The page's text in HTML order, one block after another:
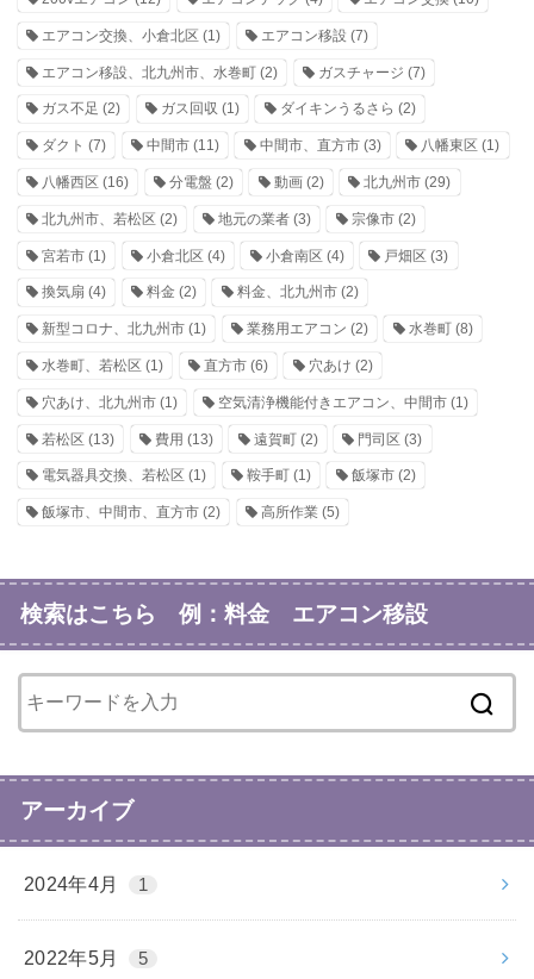
エアコン交換、小倉北区 (1) エアコン移設 (7)
エアコン移設、北九州市、水巻町 (2) ガスチャージ (7)
ガス不足 (2) ガス回収 (1) ダイキンうるさら (2)
ダクト (7) 中間市(11) 中間市、直方市(3) 八幡東区 (1)
八幡西区 (16) 分電盤 (2) 動画(2) 北九州市 (29)
北九州市、若松区 (2) 地元の業者(3) 宗像市(2)
宮若市 (1) 小倉北区 (4) 小倉南区 (4) 戸畑区 (3)
換気扇 (4) 料金 (2) 料金、北九州市(2)
新型コロナ、北九州市 (1) 業務用エアコン (2) 水巻町(8)
水巻町、若松区 (1) 直方市(6) 穴あけ (2)
穴あけ、北九州市 (1) 空気清浄機能付きエアコン、中間市(1)
若松区 (13) 費用 (13) 遠賀町(2) 門司区 (3)
電気器具交換、若松区 (1) 鞍手町(1) 飯塚市(2)
飯塚市、中間市、直方市 (2) 高所作業(5)
検索はこちら 例：料金 エアコン移設
アーカイブ
2024年4月 1
2022年5月 5